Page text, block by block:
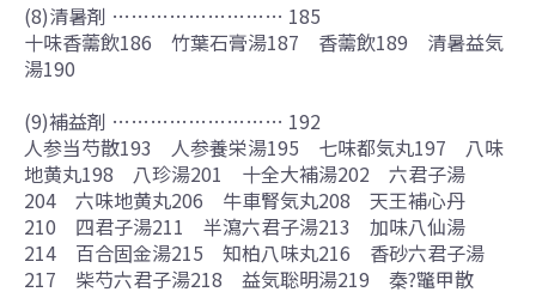
(8)清暑剤 ……………………… 185
十味香薷飲186 竹葉石膏湯187 香薷飲189 清暑益気
湯190
(9)補益剤 ……………………… 192
人参当芍散193 人参養栄湯195 七味都気丸197 八味
地黄丸198 八珍湯201 十全大補湯202 六君子湯
204 六味地黄丸206 牛車腎気丸208 天王補心丹
210 四君子湯211 半瀉六君子湯213 加味八仙湯
214 百合固金湯215 知柏八味丸216 香砂六君子湯
217 柴芍六君子湯218 益気聡明湯219 秦?鼈甲散